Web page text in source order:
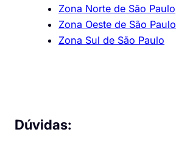
Zona Norte de São Paulo
Zona Oeste de São Paulo
Zona Sul de São Paulo
Dúvidas: